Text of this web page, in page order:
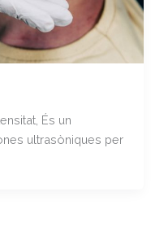
És un
ultrasòniques per